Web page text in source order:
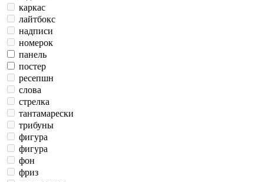
каркас
лайтбокс
надписи
номерок
панель
постер
ресепшн
слова
стрелка
тантамарески
трибуны
фигура
фигура
фон
фриз